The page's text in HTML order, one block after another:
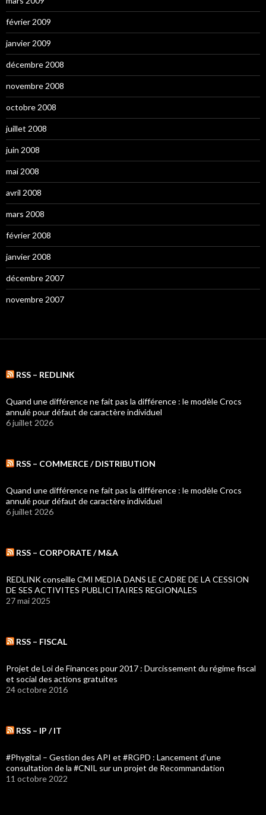
février 2009
janvier 2009
décembre 2008
novembre 2008
octobre 2008
juillet 2008
juin 2008
mai 2008
avril 2008
mars 2008
février 2008
janvier 2008
décembre 2007
novembre 2007
RSS – REDLINK
Quand une différence ne fait pas la différence : le modèle Crocs
annulé pour défaut de caractère individuel
6 juillet 2026
RSS – COMMERCE / DISTRIBUTION
Quand une différence ne fait pas la différence : le modèle Crocs
annulé pour défaut de caractère individuel
6 juillet 2026
RSS – CORPORATE / M&A
REDLINK conseille CMI MEDIA DANS LE CADRE DE LA CESSION
DE SES ACTIVITES PUBLICITAIRES REGIONALES
27 mai 2025
RSS – FISCAL
Projet de Loi de Finances pour 2017 : Durcissement du régime fiscal
et social des actions gratuites
24 octobre 2016
RSS – IP / IT
#Phygital – Gestion des API et #RGPD : Lancement d’une
consultation de la #CNIL sur un projet de Recommandation
11 octobre 2022